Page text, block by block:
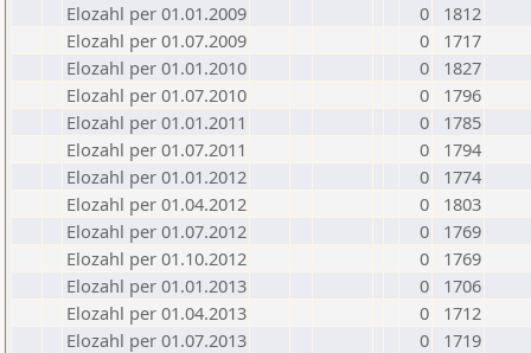
Elozahl per 01.01.2009
0
1812
Elozahl per 01.07.2009
0
1717
Elozahl per 01.01.2010
0
1827
Elozahl per 01.07.2010
0
1796
Elozahl per 01.01.2011
0
1785
Elozahl per 01.07.2011
0
1794
Elozahl per 01.01.2012
0
1774
Elozahl per 01.04.2012
0
1803
Elozahl per 01.07.2012
0
1769
Elozahl per 01.10.2012
0
1769
Elozahl per 01.01.2013
0
1706
Elozahl per 01.04.2013
0
1712
Elozahl per 01.07.2013
0
1719